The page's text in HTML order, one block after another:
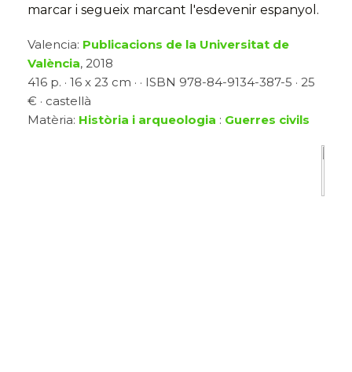
marcar i segueix marcant l'esdevenir espanyol.
Valencia: Publicacions de la Universitat de
València, 2018
416 p. · 16 x 23 cm · · ISBN 978-84-9134-387-5 · 25
€ · castellà
Matèria: Història i arqueologia : Guerres civils